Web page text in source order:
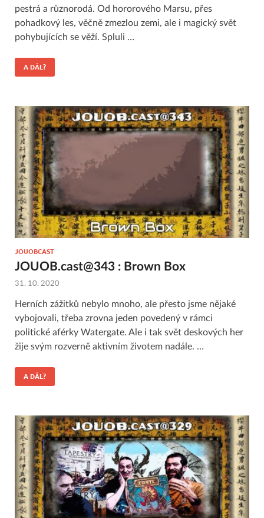
pestrá a různorodá. Od hororového Marsu, přes
pohadkový les, věčně zmezlou zemi, ale i magický svět
pohybujících se věží. Spluli …
A DÁL?
JOUOBCAST
JOUOB.cast@343 : Brown Box
31. 10. 2020
Herních zážitků nebylo mnoho, ale přesto jsme nějaké
vybojovali, třeba zrovna jeden povedený v rámci
politické aférky Watergate. Ale i tak svět deskových her
žije svým rozverně aktivním životem nadále. …
A DÁL?